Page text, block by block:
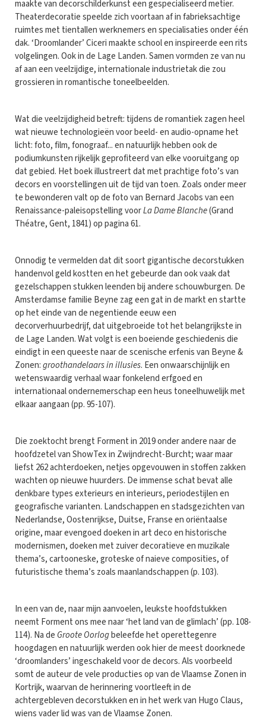
maakte van decorschilderkunst een gespecialiseerd metier.
Theaterdecoratie speelde zich voortaan af in fabrieksachtige
ruimtes met tientallen werknemers en specialisaties onder één
dak. ‘Droomlander’ Ciceri maakte school en inspireerde een rits
volgelingen. Ook in de Lage Landen. Samen vormden ze van nu
af aan een veelzijdige, internationale industrietak die zou
grossieren in romantische toneelbeelden.
Wat die veelzijdigheid betreft: tijdens de romantiek zagen heel
wat nieuwe technologieën voor beeld- en audio-opname het
licht: foto, film, fonograaf... en natuurlijk hebben ook de
podiumkunsten rijkelijk geprofiteerd van elke vooruitgang op
dat gebied. Het boek illustreert dat met prachtige foto’s van
decors en voorstellingen uit de tijd van toen. Zoals onder meer
te bewonderen valt op de foto van Bernard Jacobs van een
Renaissance-paleisopstelling voorLa Dame Blanche(Grand
Théatre, Gent, 1841) op pagina 61.
Onnodig te vermelden dat dit soort gigantische decorstukken
handenvol geld kostten en het gebeurde dan ook vaak dat
gezelschappen stukken leenden bij andere schouwburgen. De
Amsterdamse familie Beyne zag een gat in de markt en startte
op het einde van de negentiende eeuw een
decorverhuurbedrijf, dat uitgebroeide tot het belangrijkste in
de Lage Landen. Wat volgt is een boeiende geschiedenis die
eindigt in een queeste naar de scenische erfenis van Beyne &
Zonen:groothandelaars in illusies. Een onwaarschijnlijk en
wetenswaardig verhaal waar fonkelend erfgoed en
internationaal ondernemerschap een heus toneelhuwelijk met
elkaar aangaan (pp. 95-107).
Die zoektocht brengt Forment in 2019 onder andere naar de
hoofdzetel van ShowTex in Zwijndrecht-Burcht; waar maar
liefst 262 achterdoeken, netjes opgevouwen in stoffen zakken
wachten op nieuwe huurders. De immense schat bevat alle
denkbare types exterieurs en interieurs, periodestijlen en
geografische varianten. Landschappen en stadsgezichten van
Nederlandse, Oostenrijkse, Duitse, Franse en oriëntaalse
origine, maar evengoed doeken in art deco en historische
modernismen, doeken met zuiver decoratieve en muzikale
thema’s, cartooneske, groteske of naieve composities, of
futuristische thema’s zoals maanlandschappen (p. 103).
In een van de, naar mijn aanvoelen, leukste hoofdstukken
neemt Forment ons mee naar ‘het land van de glimlach’ (pp. 108-
114). Na deGroote Oorlogbeleefde het operettegenre
hoogdagen en natuurlijk werden ook hier de meest doorknede
‘droomlanders’ ingeschakeld voor de decors. Als voorbeeld
somt de auteur de vele producties op van de Vlaamse Zonen in
Kortrijk, waarvan de herinnering voortleeft in de
achtergebleven decorstukken en in het werk van Hugo Claus,
wiens vader lid was van de Vlaamse Zonen.